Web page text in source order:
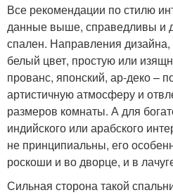
Все рекомендации по стилю
данные выше, справедливы и
спален. Направления
белый цвет, простую или
прованс, японский, ар-деко –
артистичную атмосферу и
размеров комнаты. А для
индийского или арабского
не принципиальны, его
роскоши и во дворце, и в
Сильная сторона такой